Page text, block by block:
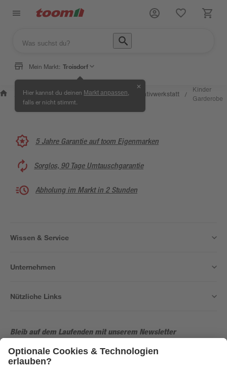
Mein Markt: Troisdorf
Hier kannst du deinen Markt anpassen
falls er nicht stimmt.
✕
Wissen &
Service
/
Selbermachen &
Ratgeber
/ Kreativwerkstatt /
Kinder
Garderobe
5 Jahre Garantie auf toom Eigenmarken
Sorglos, 90 Tage Umtauschgarantie
Abholung im Markt in 2 Stunden
Wissen & Service
Unternehmen
Nützliche Links
Bleib auf dem Laufenden mit unserem Newsletter
Der toom Newsletter: Keine Angebote und Aktionen mehr verpassen!